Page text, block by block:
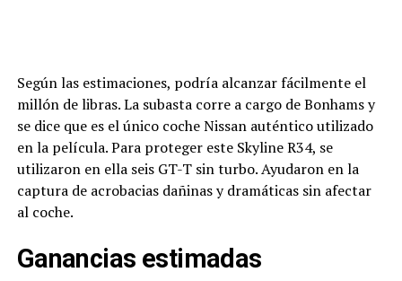
Según las estimaciones, podría alcanzar fácilmente el
millón de libras. La subasta corre a cargo de Bonhams y
se dice que es el único coche Nissan auténtico utilizado
en la película. Para proteger este Skyline R34, se
utilizaron en ella seis GT-T sin turbo. Ayudaron en la
captura de acrobacias dañinas y dramáticas sin afectar
al coche.
Ganancias estimadas